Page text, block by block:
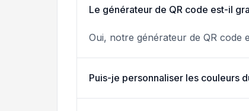
Le générateur de QR code est-il
Oui, notre générateur de QR code
Puis-je personnaliser les couleurs